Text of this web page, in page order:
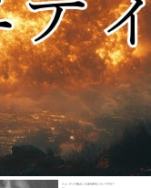
Creation